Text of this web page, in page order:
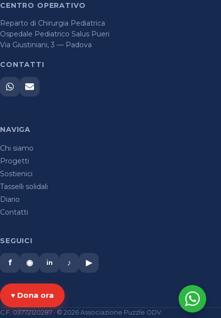
CENTRO OPERATIVO
Reparto di Chirurgia Pediatrica
Ospedale Pediatrico Salus Pueri
Via Giustiniani, 3 — Padova
CONTATTI
NAVIGA
Chi siamo
Progetti
Sostienici
Tasselli solidali
Diario
Contatti
SEGUICI
f ◉ in ♪ ▶
♥ Dona ora
C.F. 03772120287 · © 2026 Associazione Puzzle ODV